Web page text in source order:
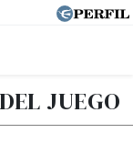
JUEGO